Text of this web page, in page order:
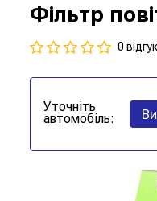
Фільтр
0
Уточніть
автомобіль: